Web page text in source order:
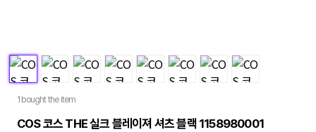
1 bought the item
COS 코스 THE 실크 블레이져 셔츠 블랙 1158980001